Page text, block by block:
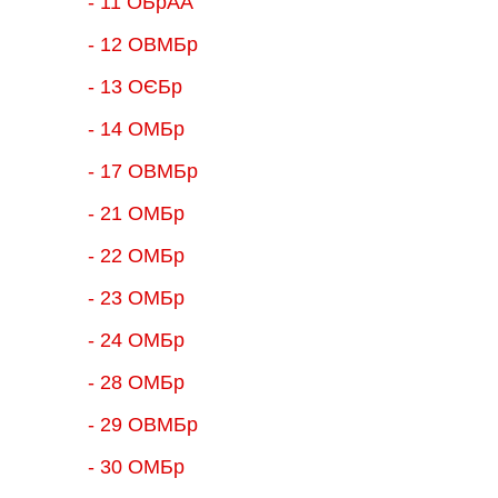
- 12 ОВМБр
- 13 ОЄБр
- 14 ОМБр
- 17 ОВМБр
- 21 ОМБр
- 22 ОМБр
- 23 ОМБр
- 24 ОМБр
- 28 ОМБр
- 29 ОВМБр
- 30 ОМБр